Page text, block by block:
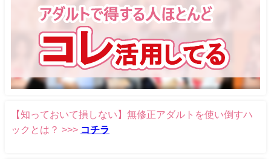
【知っておいて損しない】無修正アダルトを使い倒すハ
ックとは？ >>> コチラ